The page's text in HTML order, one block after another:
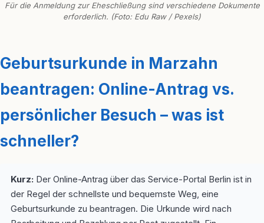
Für die Anmeldung zur Eheschließung sind verschiedene Dokumente
erforderlich. (Foto: Edu Raw / Pexels)
Geburtsurkunde in Marzahn
beantragen: Online-Antrag vs.
persönlicher Besuch – was ist
schneller?
Kurz: Der Online-Antrag über das Service-Portal Berlin ist in
der Regel der schnellste und bequemste Weg, eine
Geburtsurkunde zu beantragen. Die Urkunde wird nach